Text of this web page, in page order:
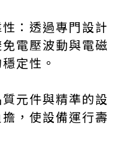
：透過專門設計
電壓波動與電磁
定性。
元件與精準的設
，使設備運行壽